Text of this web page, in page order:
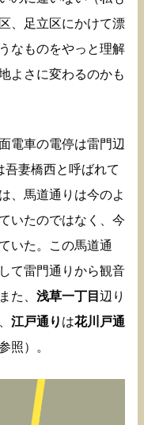
、足立区にかけて漂
なものをやっと理解
よさに変わるのかも
電車の電停は雷門辺
吾妻橋西と呼ばれて
、馬道通りは今のよ
いたのではなく、今
いた。この馬道通
て雷門通りから観音
た、 浅草一丁目 辺り
江戸通り は花川戸通
照）。